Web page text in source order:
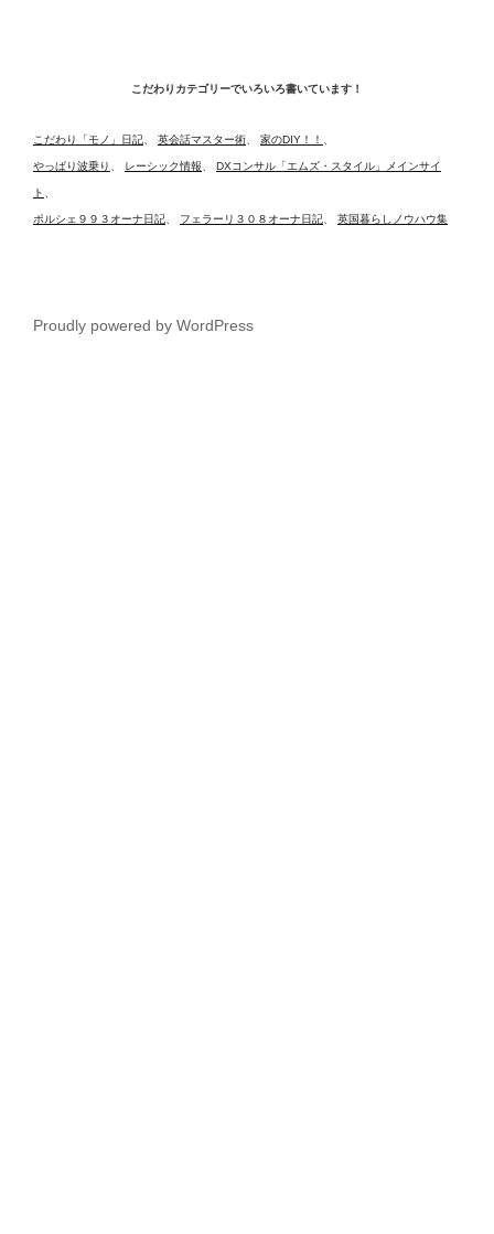
こだわりカテゴリーでいろいろ書いています！
こだわり「モノ」日記、 英会話マスター術、 家のDIY！！ 、
やっぱり波乗り 、 レーシック情報、 DXコンサル「エムズ・スタイル」メインサイ
ト 、
ポルシェ９９３オーナ日記、 フェラーリ３０８オーナ日記、 英国暮らしノウハウ集
Proudly powered by WordPress